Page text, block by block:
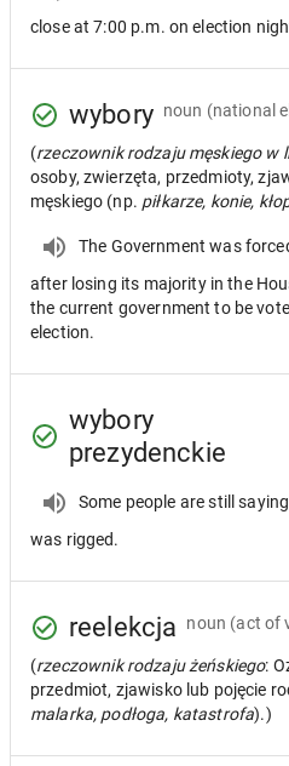
close at 7:00 p.m. on election
wybory noun (national
(rzeczownik rodzaju męskiego w
osoby, zwierzęta, przedmioty,
męskiego (np. piłkarze, konie,
The Government was
after losing its majority in the
the current government to be
election.
wybory
prezydenckie
Some people are still
was rigged.
reelekcja noun (act of
(rzeczownik rodzaju żeńskiego:
przedmiot, zjawisko lub pojęcie
malarka, podłoga, katastrofa).)